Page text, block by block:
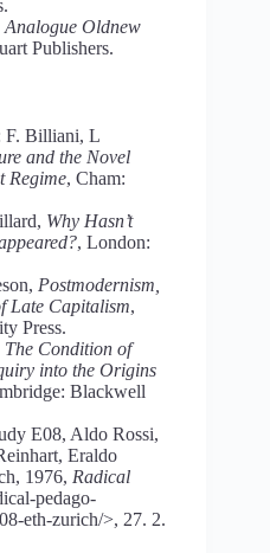
Analogue Oldnew
Publishers.
F. Billiani, L
and the Novel
Regime, Cham:
Why Hasn’t
, London:
Postmodernism,
Late Capitalism,
Press.
The Condition of
into the Origins
Blackwell
E08, Aldo Rossi,
Eraldo
1976, Radical
pedago-
eth-zurich/>, 27. 2.